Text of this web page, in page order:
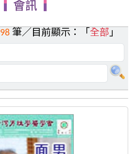
會訊
98 筆／目前顯示：「 全部」